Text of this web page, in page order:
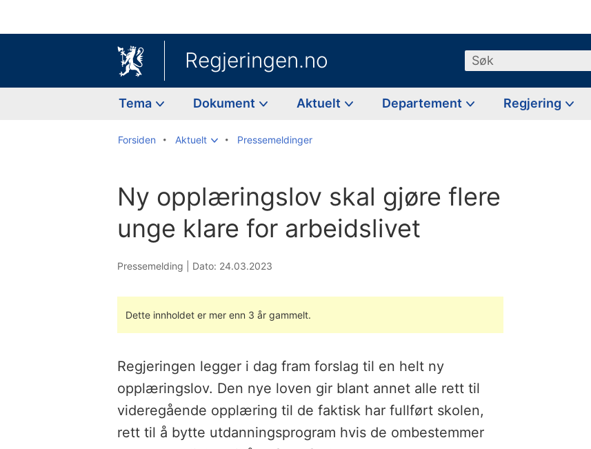
Regjeringen.no Søk
Tema Dokument Aktuelt Departement Regjering
Forsiden Aktuelt Pressemeldinger
Ny opplæringslov skal gjøre flere
unge klare for arbeidslivet
Pressemelding | Dato: 24.03.2023
Dette innholdet er mer enn 3 år gammelt.
Regjeringen legger i dag fram forslag til en helt ny
opplæringslov. Den nye loven gir blant annet alle rett til
videregående opplæring til de faktisk har fullført skolen,
rett til å bytte utdanningsprogram hvis de ombestemmer